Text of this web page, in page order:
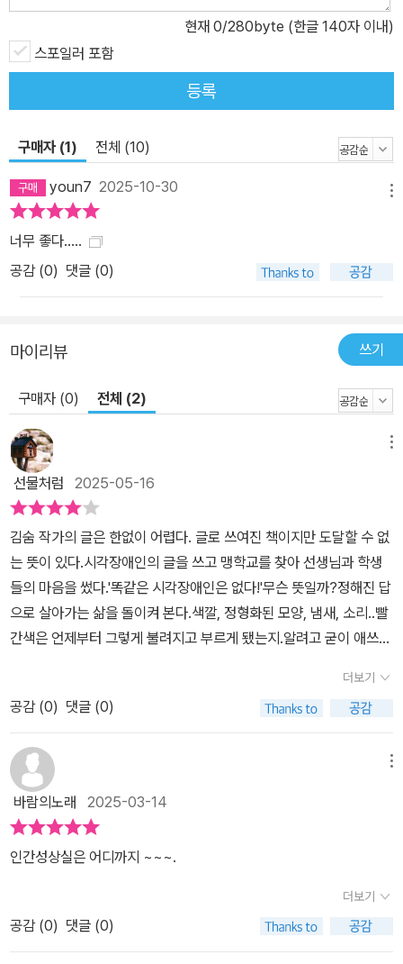
하는 「오늘 밤 내 아이들은 새장을 찾아 떠날 거예요」, 시각장애인 특
수학교 영어 교사가 아이들에게 사물의 영어 이름을 가르치며 과거에
눈으로 보았던 것들을 떠올리는 「파도를 만지는 남자」, 전맹이자 지체
장애인 여성이 자신이 좋아하는 것과 하고 싶은 것을 끝없이 노래하
듯 말하는 「빨간 집에 사는 소녀」, 전맹인 안마사가 기타를 연주하듯
증과 선천성 저시력을 앓는 청년이 도시에서 길을 잃고 헤매며 친구
들을 떠올리는 「무지개 눈」까지. 소설 속 화자들의 삶은 독립적으로
그려져 있지만, 책을 다 읽고 돌아보면 마치 신비로운 여러 개의 끈이
이들을 서로 연결하고 있는 듯 느껴진다. 학교에서, 거리에서, 직장에
던 모르는 사람의 작은 웃음, 자기가 알고 있는 것을 나누려는 다정한
의 형식 ― 문학의 윤리적 가능성 김숨 소설이 보여 주는 끝없는 새로
움은 지치지 않는 윤리적 가능성의 탐구에 닿아 있다. 실제 사건과 인
지면 위에 활자로 새겨지는 모든 순간까지 이어진다. 특히 소설의 형
식은 김숨이 가장 고민하고 실험한 요소이다. 김숨은 소설의 전통적
형식을 적극적으로 해체하고 접붙이며 화자에게 더 많은 자유를 주는
소설의 형식을 작품마다 선보여 왔다. 『무지개 눈』의 소설들은 일인
칭과 삼인칭을 서슴없이 오가고, 시와 희곡의 구성도 자연스럽게 차
용한다. 이러한 형식은 독자가 익숙한 방식으로 화자의 삶을 관찰하
고 판단하는 대신, 화자의 말을 끝까지 믿고 경청할 수밖에 없도록 이
끄는 장치가 된다. 그래서 김숨 소설 속 인물들은 한눈에 드러나지 않
는다. 삶의 진실된 형태가 그러하듯, 오직 소설 전체를 통해서만 드러
난다. “낯섦. 저는 그것을 소설을 쓸 때 목숨처럼 여깁니다.”라고 김숨
현재 0/280byte (한글 140자 이내)
스포일러 포함
등록
구매자 (1) 전체 (10)
youn7 2025-10-30
너무 좋다.....
공감 (0) 댓글 (0)
마이리뷰 쓰기
구매자 (0) 전체 (2)
선물처럼 2025-05-16
김숨 작가의 글은 한없이 어렵다. 글로 쓰여진 책이지만 도달할 수 없
는 뜻이 있다.시각장애인의 글을 쓰고 맹학교를 찾아 선생님과 학생
들의 마음을 썼다.'똑같은 시각장애인은 없다!'무슨 뜻일까?정해진 답
으로 살아가는 삶을 돌이켜 본다.색깔, 정형화된 모양, 냄새, 소리..빨
간색은 언제부터 그렇게 불려지고 부르게 됐는지.알려고 굳이 애쓰지
대를 다리삼아 걸어가는 사람들을 보면 김숨 작가의 <무지개 눈>이
떠오를 것 같다.그들은 보이는 모든 것들이 무지개이며, 보이지않은
모든 것들이 무지개다.
더보기
공감 (0) 댓글 (0)
바람의노래 2025-03-14
인간성상실은 어디까지 ~~~.
더보기
공감 (0) 댓글 (0)